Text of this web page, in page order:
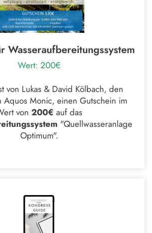
Wasseraufbereitungssystem
Wert: 200€
von Lukas & David Kölbach, den
Aquos Monic, einen Gutschein im
von 200€ auf das
"Quellwasseranlage
Optimum".